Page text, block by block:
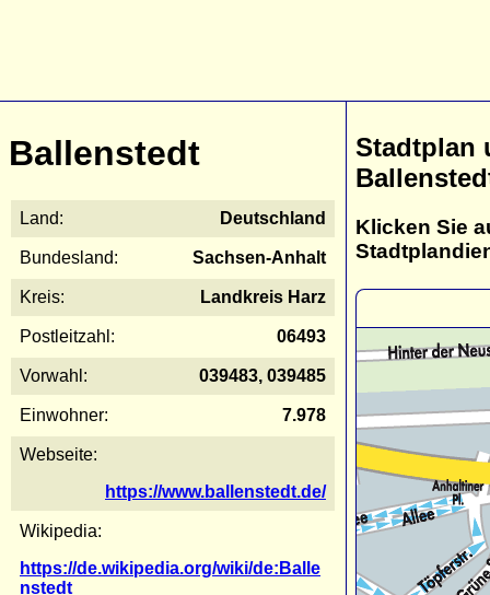
Ballenstedt
Land: Deutschland
Bundesland: Sachsen-Anhalt
Kreis: Landkreis Harz
Postleitzahl: 06493
Vorwahl: 039483, 039485
Einwohner: 7.978
Webseite:
https://www.ballenstedt.de/
Wikipedia:
https://de.wikipedia.org/wiki/de:Balle
nstedt
Stadtplan
Klicken Sie